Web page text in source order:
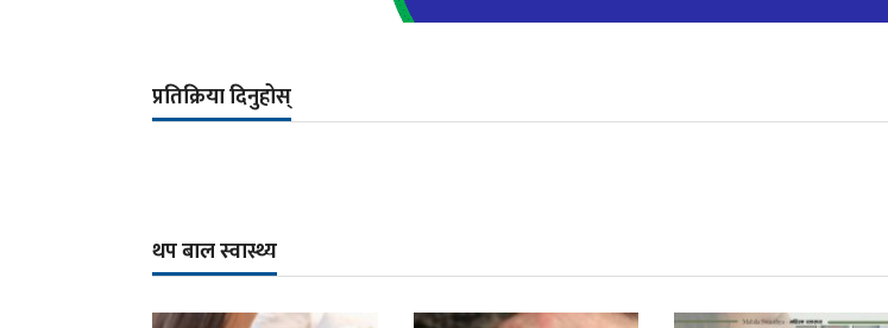
प्रतिक्रिया दिनुहोस्
थप बाल स्वास्थ्य